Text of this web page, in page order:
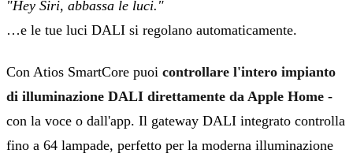
"Hey Siri, abbassa le luci."
…e le tue luci DALI si regolano automaticamente.
Con Atios SmartCore puoi controllare l'intero impianto
di illuminazione DALI direttamente da Apple Home -
con la voce o dall'app. Il gateway DALI integrato controlla
fino a 64 lampade, perfetto per la moderna illuminazione